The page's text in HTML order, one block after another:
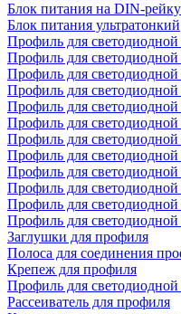
Блок питания на DIN-
Блок питания ультратонкий
Профиль для
Профиль для
Профиль для
Профиль для
Профиль для
Профиль для
Профиль для светодиодной
Профиль для
Профиль для
Профиль для
Профиль для
Профиль для
Заглушки для профиля
Полоса для соединения
Крепеж для профиля
Профиль для
Рассеиватель для профиля